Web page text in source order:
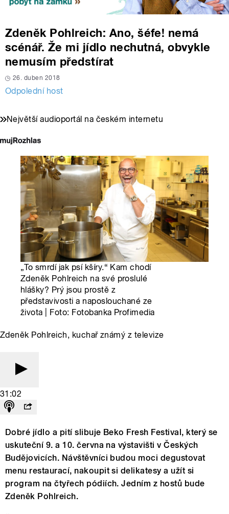
Zdeněk Pohlreich: Ano, šéfe! nemá
scénář. Že mi jídlo nechutná, obvykle
nemusím předstírat
26. duben 2018
Odpolední host
Největší audioportál na českém internetu
„To smrdí jak psí kšíry.“ Kam chodí
Zdeněk Pohlreich na své proslulé
hlášky? Prý jsou prostě z
představivosti a naposlouchané ze
života | Foto: Fotobanka Profimedia
Zdeněk Pohlreich, kuchař známý z televize
31:02
Dobré jídlo a pití slibuje Beko Fresh Festival, který se
uskuteční 9. a 10. června na výstavišti v Českých
Budějovicích. Návštěvníci budou moci degustovat
menu restaurací, nakoupit si delikatesy a užít si
program na čtyřech pódiích. Jedním z hostů bude
Zdeněk Pohlreich.